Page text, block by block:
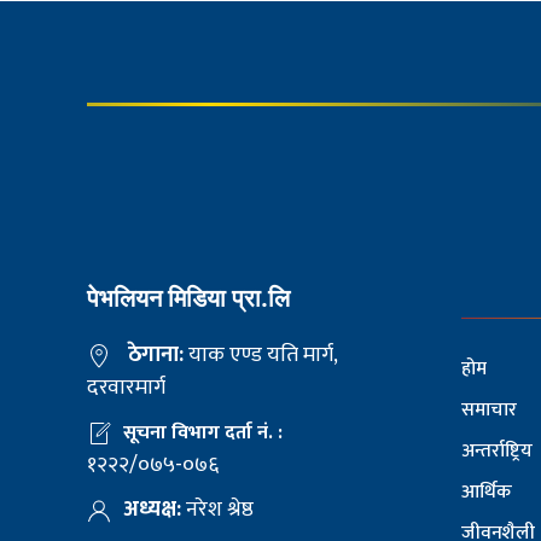
पेभलियन मिडिया प्रा.लि
ठेगाना:याक एण्ड यति मार्ग,
दरवारमार्ग
सूचना विभाग दर्ता नं. :
१२२२/०७५-०७६
अध्यक्ष:नरेश श्रेष्ठ
होम
समाचार
अन्तर्राष्ट्रिय
आर्थिक
जीवनशैली